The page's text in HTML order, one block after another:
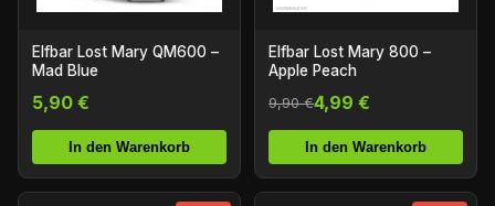
Elfbar Lost Mary QM600 –
Mad Blue
5,90 €
In den Warenkorb
Elfbar Lost Mary 800 –
Apple Peach
9,90 €4,99 €
In den Warenkorb